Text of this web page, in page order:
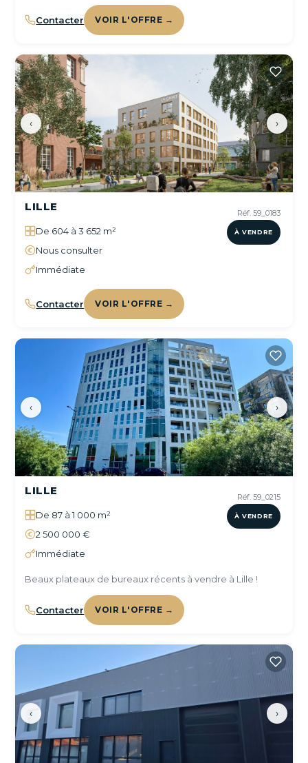
Contacter VOIR L'OFFRE →
‹ ›
Réf. 59_0183
À VENDRE
LILLE
De 604 à 3 652 m²
Nous consulter
Immédiate
Contacter VOIR L'OFFRE →
‹ ›
Réf. 59_0215
À VENDRE
LILLE
De 87 à 1 000 m²
2 500 000 €
Immédiate
Beaux plateaux de bureaux récents à vendre à Lille !
Contacter VOIR L'OFFRE →
‹ ›